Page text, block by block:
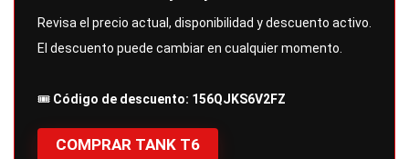
COMPRAR TANK T6
Revisa el precio actual, disponibilidad y descuento activo.
El descuento puede cambiar en cualquier momento.
🎟️ Código de descuento: 156QJKS6V2FZ